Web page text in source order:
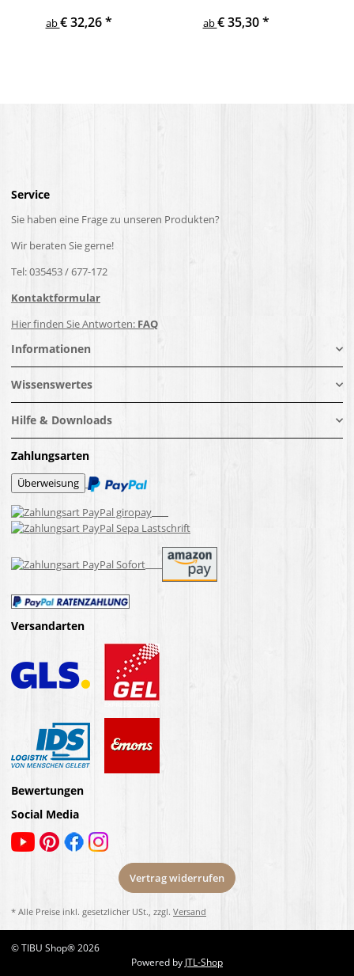
und Enden
ab€ 32,26*
Edelstahlhalter und
ab€ 35,30*
Service
Sie haben eine Frage zu unseren Produkten?
Wir beraten Sie gerne!
Tel: 035453 / 677-172
Kontaktformular
Hier finden Sie Antworten: FAQ
Informationen
Wissenswertes
Hilfe & Downloads
Zahlungsarten
Versandarten
Bewertungen
Social Media
Vertrag widerrufen
* Alle Preise inkl. gesetzlicher USt., zzgl. Versand
© TIBU Shop® 2026
Powered byJTL-Shop